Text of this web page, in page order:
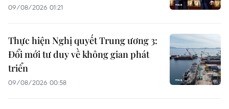
09/08/2026 01:21
Thực hiện Nghị quyết Trung ương 3:
Đổi mới tư duy về không gian phát
triển
09/08/2026 00:58